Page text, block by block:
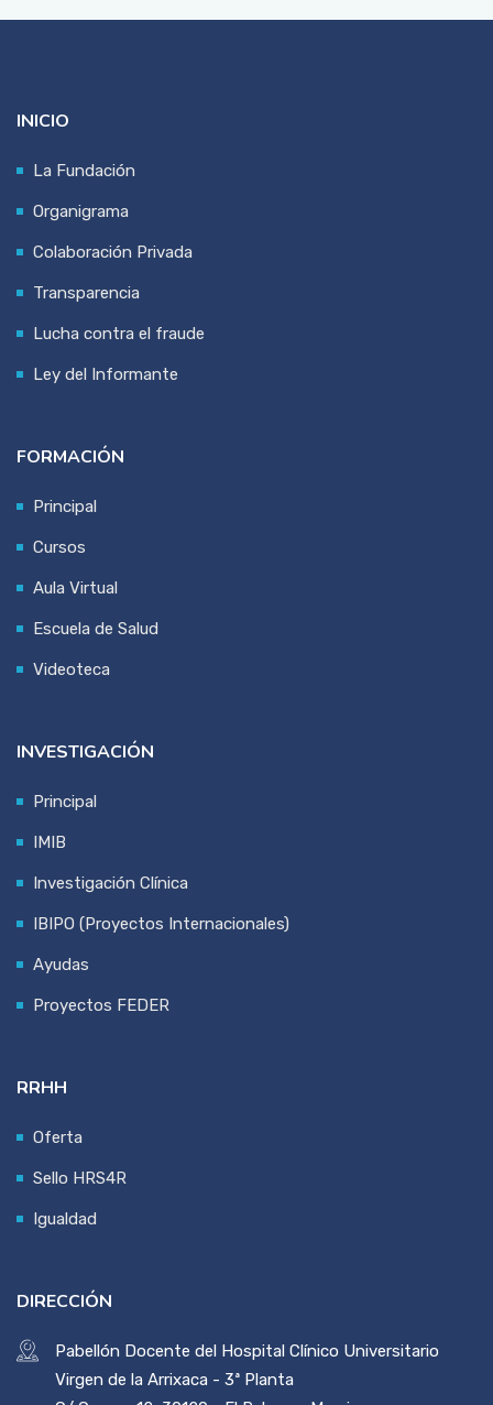
INICIO
La Fundación
Organigrama
Colaboración Privada
Transparencia
Lucha contra el fraude
Ley del Informante
FORMACIÓN
Principal
Cursos
Aula Virtual
Escuela de Salud
Videoteca
INVESTIGACIÓN
Principal
IMIB
Investigación Clínica
IBIPO (Proyectos Internacionales)
Ayudas
Proyectos FEDER
RRHH
Oferta
Sello HRS4R
Igualdad
DIRECCIÓN
Pabellón Docente del Hospital Clínico Universitario
Virgen de la Arrixaca - 3ª Planta